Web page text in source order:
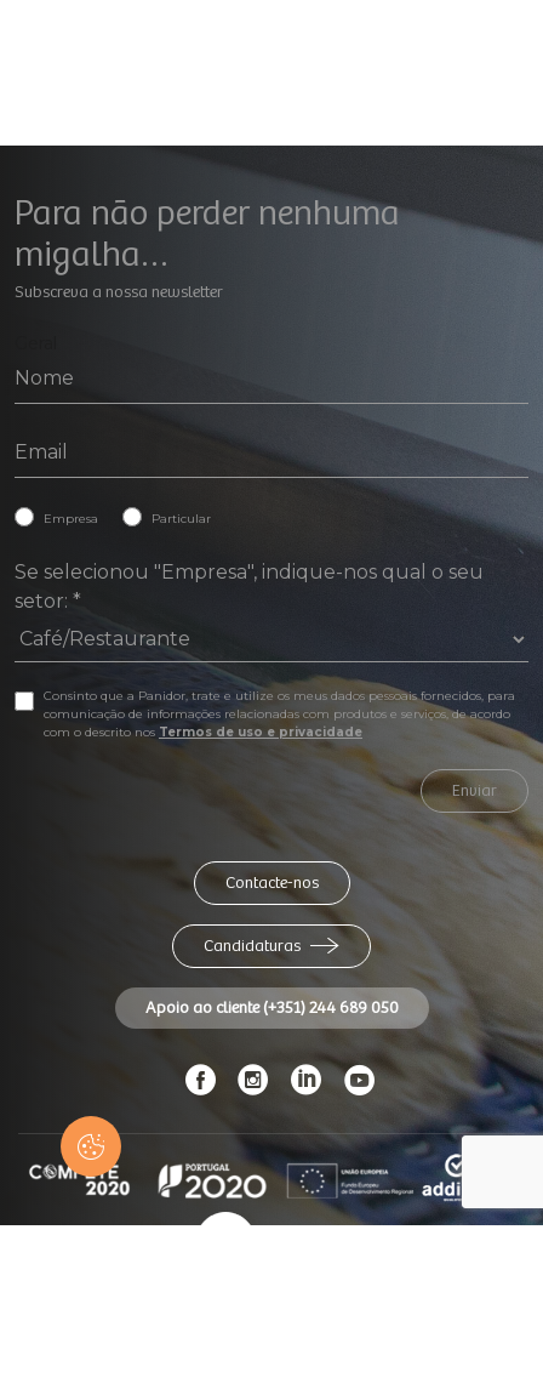
Para não perder nenhuma
migalha…
Subscreva a nossa newsletter
Empresa Particular
Se selecionou "Empresa", indique-nos qual o seu
setor: *
Consinto que a Panidor, trate e utilize os meus dados pessoais fornecidos, para
comunicação de informações relacionadas com produtos e serviços, de acordo
com o descrito nos Termos de uso e privacidade
Enviar
Contacte-nos
Candidaturas
Apoio ao cliente (+351) 244 689 050